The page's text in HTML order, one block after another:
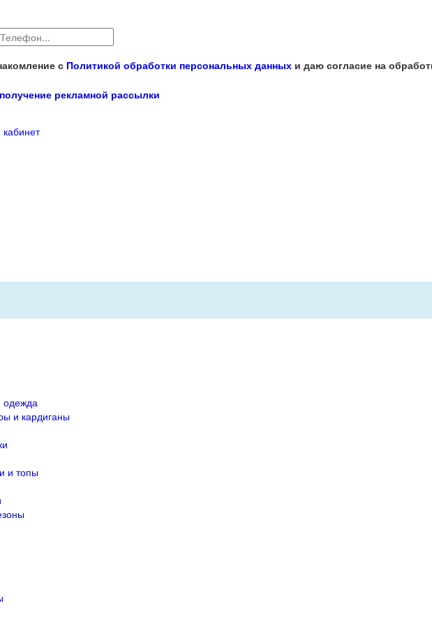
с Политикой обработки персональных данных и даю согласие на
рекламной рассылки
одежда
и кардиганы
и топы